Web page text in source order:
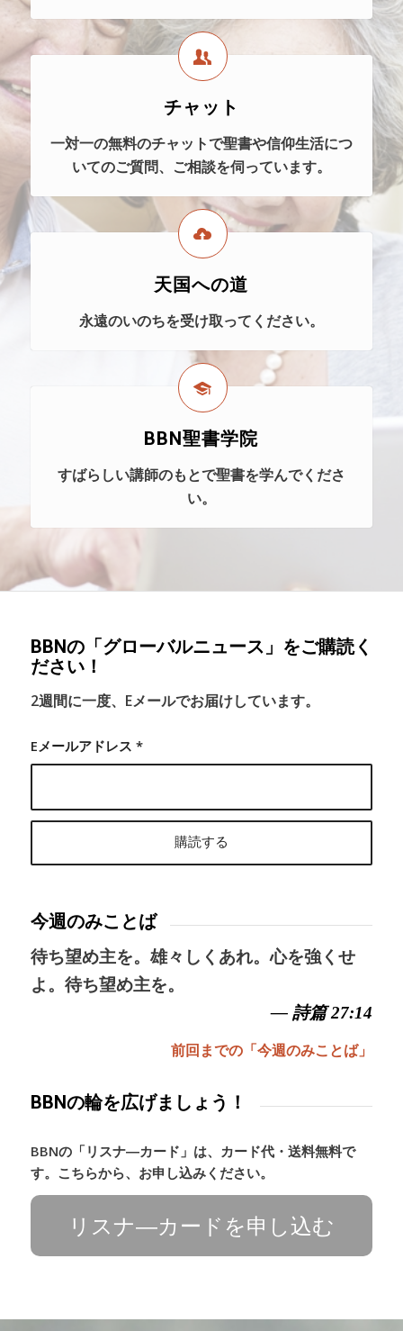
チャット
一対一の無料のチャットで聖書や信仰生活につ
いてのご質問、ご相談を伺っています。
天国への道
永遠のいのちを受け取ってください。
BBN聖書学院
すばらしい講師のもとで聖書を学んでくださ
い。
BBNの「グローバルニュース」をご購読く
ださい！
2週間に一度、Eメールでお届けしています。
Eメールアドレス *
今週のみことば
待ち望め主を。雄々しくあれ。心を強くせ
よ。待ち望め主を。
— 詩篇 27:14
前回までの「今週のみことば」
BBNの輪を広げましょう！
BBNの「リスナ―カード」は、カード代・送料無料で
す。こちらから、お申し込みください。
リスナ―カードを申し込む